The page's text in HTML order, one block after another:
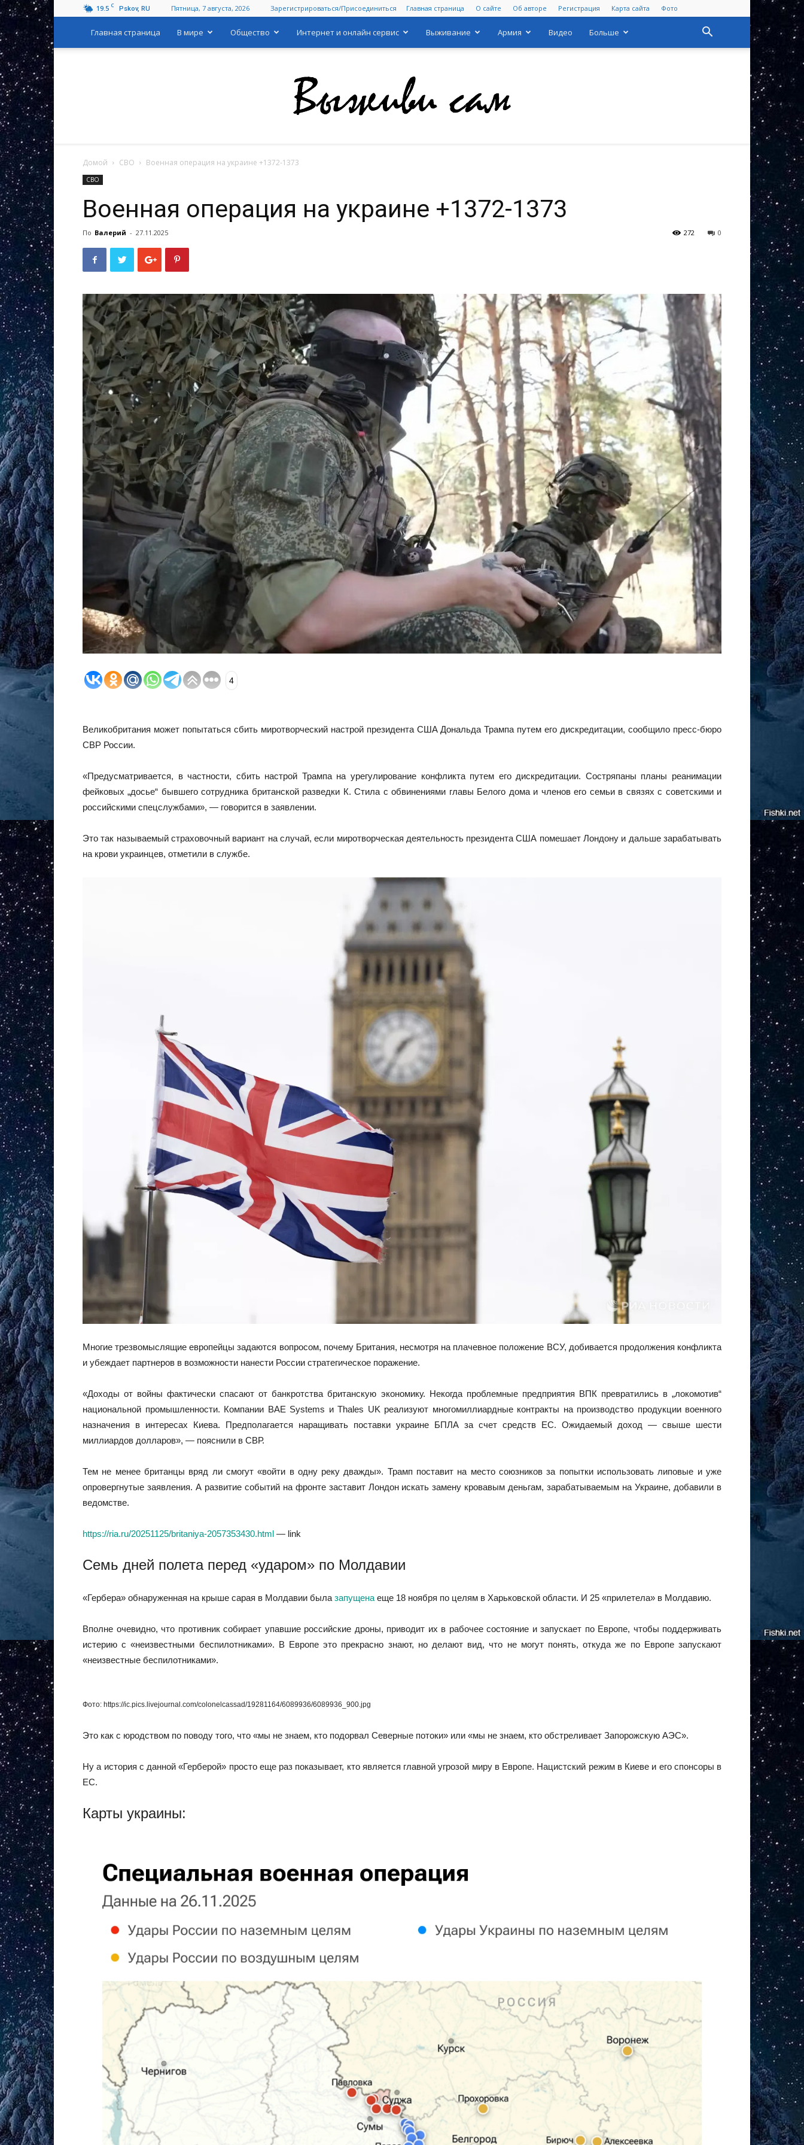
19.5 C Pskov, RU Пятница, 7 августа, 2026 Зарегистрироваться/Присоединиться Главная страница О сайте Об авторе Регистрация Карта сайта Фото
Главная страница В мире Общество Интернет и онлайн сервис Выживание Армия Видео Больше
Домой СВО Военная операция на украине +1372-1373
СВО
Военная операция на украине +1372-1373
По Валерий - 27.11.2025 0
272
4
Великобритания может попытаться сбить миротворческий настрой президента США Дональда Трампа путем его дискредитации, сообщило пресс-бюро
СВР России.
«Предусматривается, в частности, сбить настрой Трампа на урегулирование конфликта путем его дискредитации. Состряпаны планы реанимации
фейковых „досье“ бывшего сотрудника британской разведки К. Стила с обвинениями главы Белого дома и членов его семьи в связях с советскими и
российскими спецслужбами», — говорится в заявлении.
Это так называемый страховочный вариант на случай, если миротворческая деятельность президента США помешает Лондону и дальше зарабатывать
на крови украинцев, отметили в службе.
Многие трезвомыслящие европейцы задаются вопросом, почему Британия, несмотря на плачевное положение ВСУ, добивается продолжения конфликта
и убеждает партнеров в возможности нанести России стратегическое поражение.
«Доходы от войны фактически спасают от банкротства британскую экономику. Некогда проблемные предприятия ВПК превратились в „локомотив“
национальной промышленности. Компании BAE Systems и Thales UK реализуют многомиллиардные контракты на производство продукции военного
назначения в интересах Киева. Предполагается наращивать поставки украине БПЛА за счет средств ЕС. Ожидаемый доход — свыше шести
миллиардов долларов», — пояснили в СВР.
Тем не менее британцы вряд ли смогут «войти в одну реку дважды». Трамп поставит на место союзников за попытки использовать липовые и уже
опровергнутые заявления. А развитие событий на фронте заставит Лондон искать замену кровавым деньгам, зарабатываемым на Украине, добавили в
ведомстве.
https://ria.ru/20251125/britaniya-2057353430.html — link
Семь дней полета перед «ударом» по Молдавии
«Гербера» обнаруженная на крыше сарая в Молдавии была запущена еще 18 ноября по целям в Харьковской области. И 25 «прилетела» в Молдавию.
Вполне очевидно, что противник собирает упавшие российские дроны, приводит их в рабочее состояние и запускает по Европе, чтобы поддерживать
истерию с «неизвестными беспилотниками». В Европе это прекрасно знают, но делают вид, что не могут понять, откуда же по Европе запускают
«неизвестные беспилотниками».
Фото: https://ic.pics.livejournal.com/colonelcassad/19281164/6089936/6089936_900.jpg
Это как с юродством по поводу того, что «мы не знаем, кто подорвал Северные потоки» или «мы не знаем, кто обстреливает Запорожскую АЭС».
Ну а история с данной «Герберой» просто еще раз показывает, кто является главной угрозой миру в Европе. Нацистский режим в Киеве и его спонсоры в
ЕС.
Карты украины: